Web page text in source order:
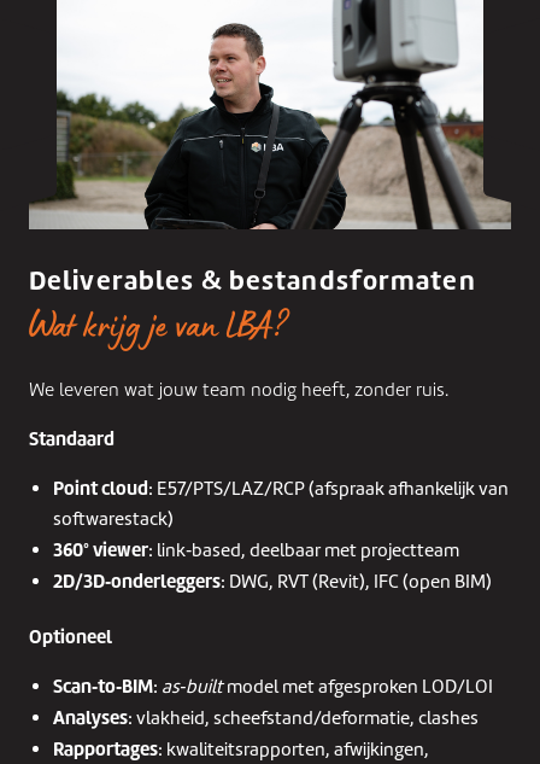
Deliverables & bestandsformaten
Wat krijg je van LBA?
We leveren wat jouw team nodig heeft, zonder ruis.
Standaard
Point cloud: E57/PTS/LAZ/RCP (afspraak afhankelijk van
softwarestack)
360° viewer: link‑based, deelbaar met projectteam
2D/3D‑onderleggers: DWG, RVT (Revit), IFC (open BIM)
Optioneel
Scan‑to‑BIM: as‑builtmodel met afgesproken LOD/LOI
Analyses: vlakheid, scheefstand/deformatie, clashes
Rapportages: kwaliteitsrapporten, afwijkingen,